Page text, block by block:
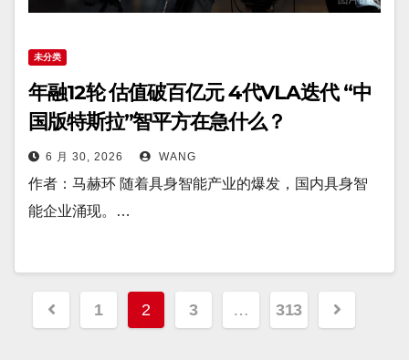
未分类
年融12轮 估值破百亿元 4代VLA迭代 “中
国版特斯拉”智平方在急什么？
6 月 30, 2026 WANG
作者：马赫环 随着具身智能产业的爆发，国内具身智
能企业涌现。…
文
1 2 3 … 313